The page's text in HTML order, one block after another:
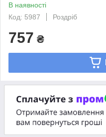
В наявності
Код: 5987
Роздріб
757 ₴